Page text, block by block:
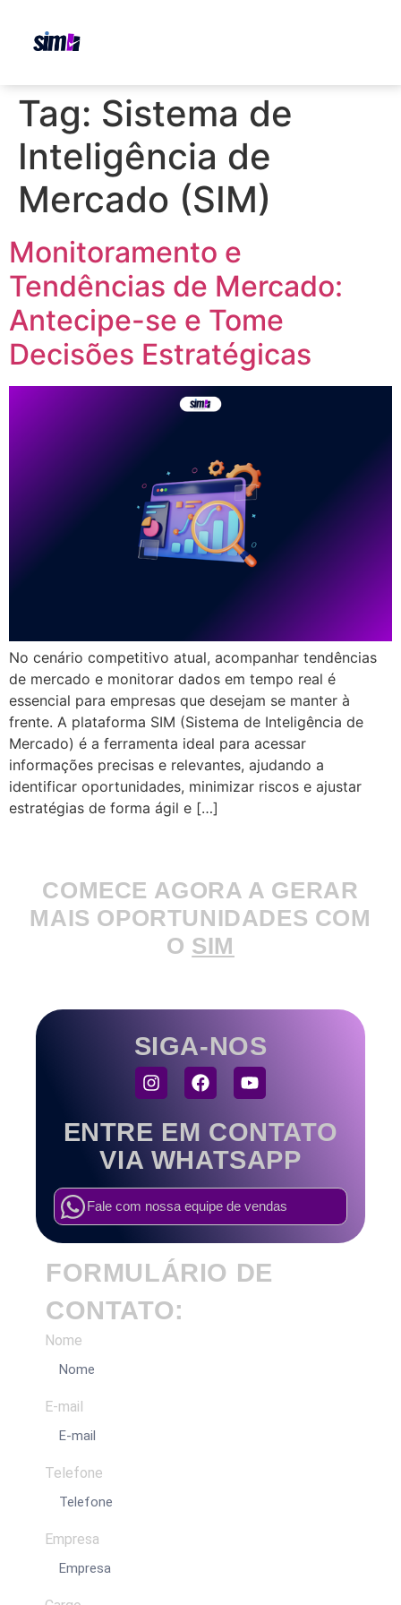
Tag: Sistema de
Inteligência de
Mercado (SIM)
Monitoramento e
Tendências de Mercado:
Antecipe-se e Tome
Decisões Estratégicas
No cenário competitivo atual, acompanhar tendências
de mercado e monitorar dados em tempo real é
essencial para empresas que desejam se manter à
frente. A plataforma SIM (Sistema de Inteligência de
Mercado) é a ferramenta ideal para acessar
informações precisas e relevantes, ajudando a
identificar oportunidades, minimizar riscos e ajustar
estratégias de forma ágil e […]
COMECE AGORA A GERAR
MAIS OPORTUNIDADES COM
O SIM
SIGA-NOS
ENTRE EM CONTATO
VIA WHATSAPP
Fale com nossa equipe de vendas
FORMULÁRIO DE
CONTATO:
Nome
E-mail
Telefone
Empresa